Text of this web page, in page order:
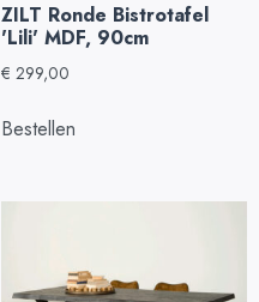
ZILT Ronde Bistrotafel
'Lili' MDF, 90cm
€ 299,00
Bestellen